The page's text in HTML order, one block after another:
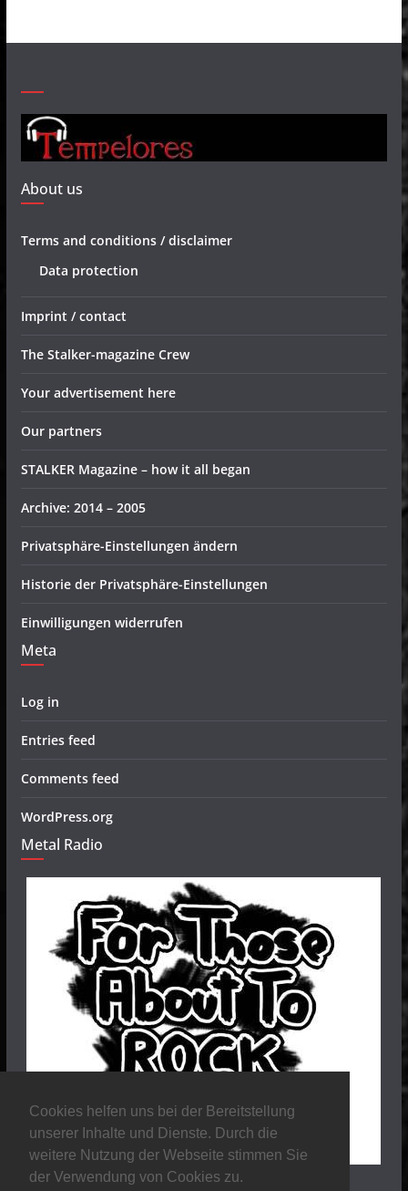
Cookies helfen uns bei der Bereitstellung
unserer Inhalte und Dienste. Durch die
weitere Nutzung der Webseite stimmen Sie
der Verwendung von Cookies zu.
About us
Terms and conditions / disclaimer
Data protection
Imprint / contact
The Stalker-magazine Crew
Your advertisement here
Our partners
STALKER Magazine – how it all began
Archive: 2014 – 2005
Privatsphäre-Einstellungen ändern
Historie der Privatsphäre-Einstellungen
Einwilligungen widerrufen
Meta
Log in
Entries feed
Comments feed
WordPress.org
Metal Radio